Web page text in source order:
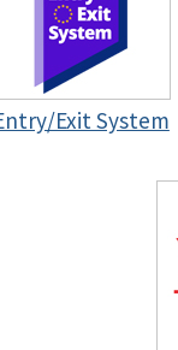
Exit System